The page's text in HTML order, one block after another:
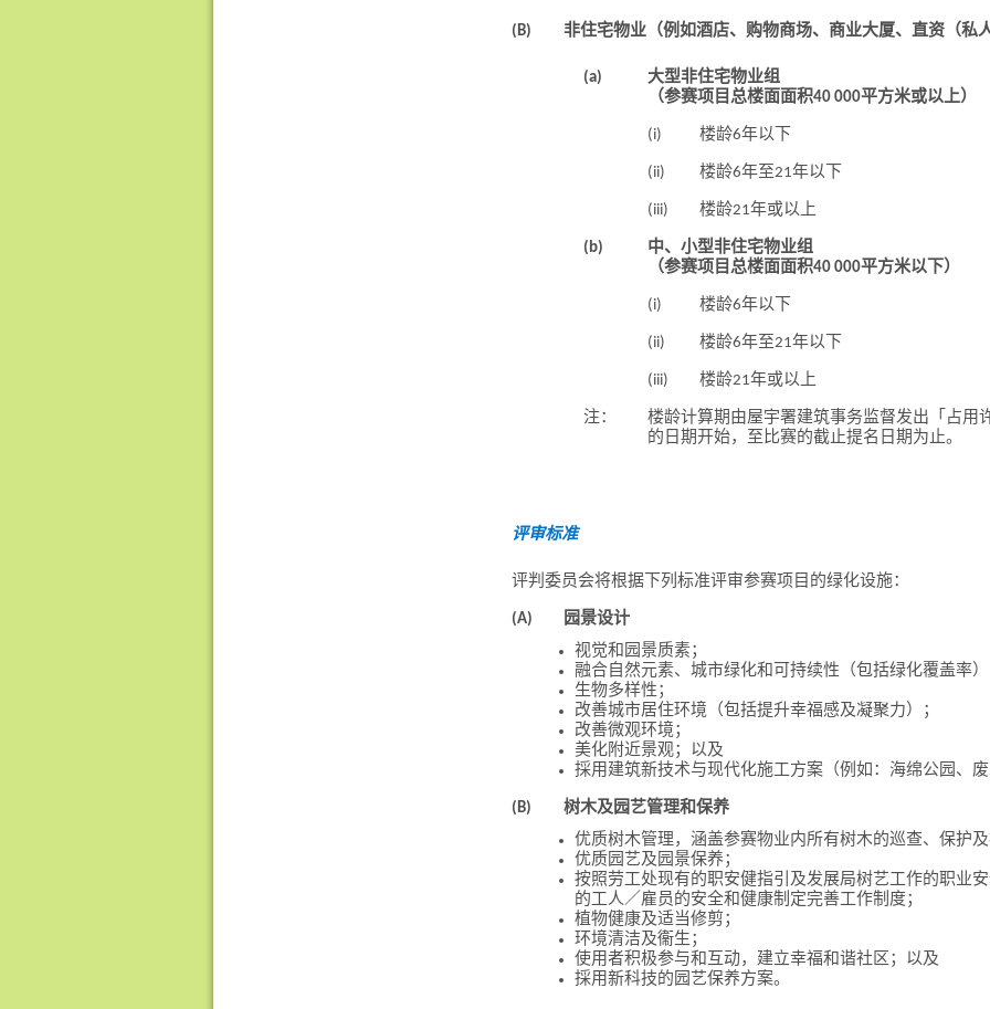
(B) 非住宅物业（例如酒店、购物商场、商业大厦、直资（私
(a)
大型非住宅物业组
（参赛项目总楼面面积40 000平方米或以上）
(i) 楼龄6年以下
(ii) 楼龄6年至21年以下
(iii) 楼龄21年或以上
(b)
中、小型非住宅物业组
（参赛项目总楼面面积40 000平方米以下）
(i) 楼龄6年以下
(ii) 楼龄6年至21年以下
(iii) 楼龄21年或以上
注：
楼龄计算期由屋宇署建筑事务监督发出「占用
的日期开始，至比赛的截止提名日期为止。
评审标准
评判委员会将根据下列标准评审参赛项目的绿化设施：
(A)
园景设计
视觉和园景质素；
融合自然元素、城市绿化和可持续性（包括绿化覆盖率
生物多样性；
改善城市居住环境（包括提升幸福感及凝聚力）；
改善微观环境；
美化附近景观；以及
採用建筑新技术与现代化施工方案（例如：海绵公园、
(B)
树木及园艺管理和保养
优质树木管理，涵盖参赛物业内所有树木的巡查、保护
优质园艺及园景保养；
按照劳工处现有的职安健指引及发展局树艺工作的职业
的工人／雇员的安全和健康制定完善工作制度；
植物健康及适当修剪；
环境清洁及衞生；
使用者积极参与和互动，建立幸福和谐社区；以及
採用新科技的园艺保养方案。